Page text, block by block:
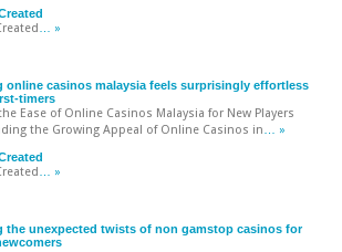
… »
online casinos malaysia feels surprisingly effortless
timers
Ease of Online Casinos Malaysia for New Players
the Growing Appeal of Online Casinos in … »
… »
the unexpected twists of non gamstop casinos for